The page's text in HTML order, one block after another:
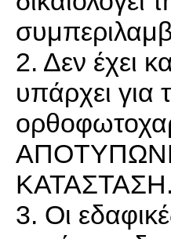
2. Δεν έχει
υπάρχει
ΚΑΤΑΣΤΑΣΗ.
3. Οι